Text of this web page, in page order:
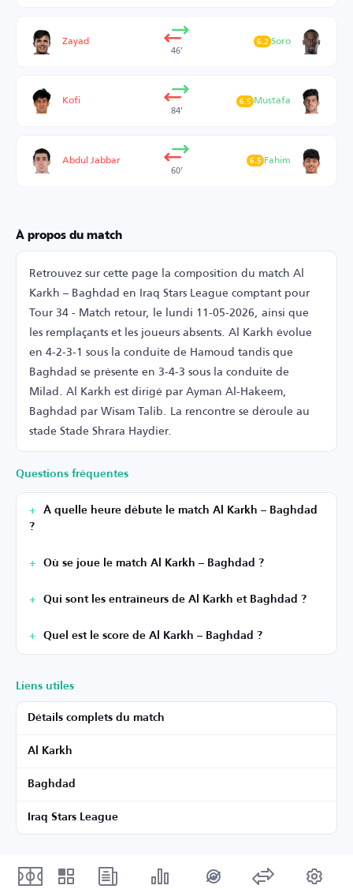
Zayad
46’
Soro
6.2
Kofi
84’
Mustafa
6.5
Abdul Jabbar
60’
Fahim
6.5
À propos du match
Retrouvez sur cette page la composition du match Al
Karkh – Baghdad en Iraq Stars League comptant pour
Tour 34 - Match retour, le lundi 11-05-2026, ainsi que
les remplaçants et les joueurs absents. Al Karkh évolue
en 4-2-3-1 sous la conduite de Hamoud tandis que
Baghdad se présente en 3-4-3 sous la conduite de
Milad. Al Karkh est dirigé par Ayman Al-Hakeem,
Baghdad par Wisam Talib. La rencontre se déroule au
stade Stade Shrara Haydier.
Questions fréquentes
À quelle heure débute le match Al Karkh – Baghdad
?
Où se joue le match Al Karkh – Baghdad ?
Qui sont les entraîneurs de Al Karkh et Baghdad ?
Quel est le score de Al Karkh – Baghdad ?
Liens utiles
Détails complets du match
Al Karkh
Baghdad
Iraq Stars League